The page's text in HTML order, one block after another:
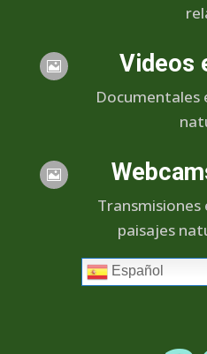
 Videos
Documentales

Transmisiones
paisajes
Español